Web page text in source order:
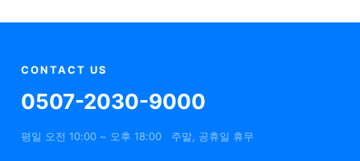
샵
CONTACT US
0507-2030-9000
평일 오전 10:00 ~ 오후 18:00 주말, 공휴일 휴무